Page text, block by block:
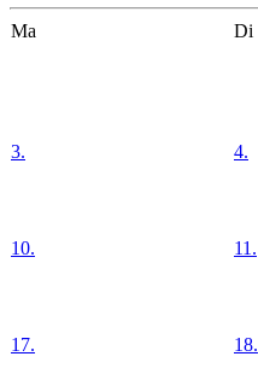
Ma Di
3. 4.
10. 11.
17. 18.